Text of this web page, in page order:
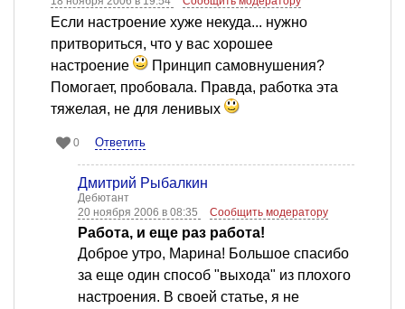
Если настроение хуже некуда... нужно
притвориться, что у вас хорошее
настроение
Принцип самовнушения?
Помогает, пробовала. Правда, работка эта
тяжелая, не для ленивых
0 Ответить
Дмитрий Рыбалкин
Дебютант
20 ноября 2006 в 08:35
Сообщить модератору
Работа, и еще раз работа!
Доброе утро, Марина! Большое спасибо
за еще один способ "выхода" из плохого
настроения. В своей статье, я не